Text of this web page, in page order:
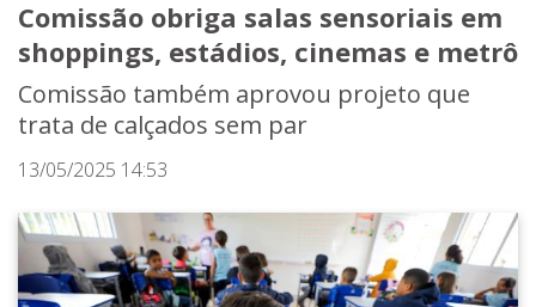
Comissão obriga salas sensoriais em
shoppings, estádios, cinemas e metrô
Comissão também aprovou projeto que
trata de calçados sem par
13/05/2025 14:53